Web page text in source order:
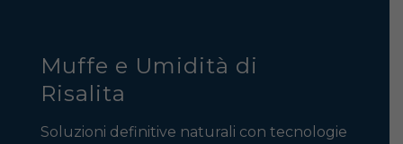
Muffe e Umidità di
Risalita
Soluzioni definitive naturali con tecnologie